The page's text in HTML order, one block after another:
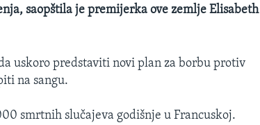
saopštila je premijerka ove zemlje Elisabeth
uskoro predstaviti novi plan za borbu protiv
na sangu.
smrtnih slučajeva godišnje u Francuskoj.